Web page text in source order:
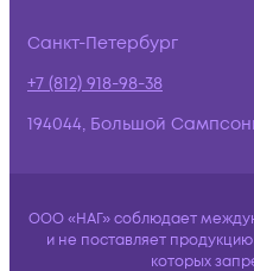
Санкт-Петербург
+7 (812) 918-98-38
194044, Большой
ООО «НАГ» соблюдает
и не поставляет
которых